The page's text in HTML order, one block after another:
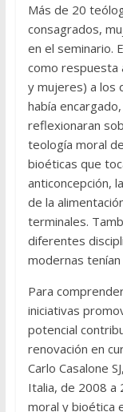
Más de 20
consagrados,
en el seminario.
como respuesta
y mujeres) a los
había
reflexionaran
teología moral
bioéticas que
anticoncepción,
de la
terminales.
diferentes
modernas
Para
iniciativas
potencial
renovación en
Carlo Casalone
Italia, de 2008
moral y bioética